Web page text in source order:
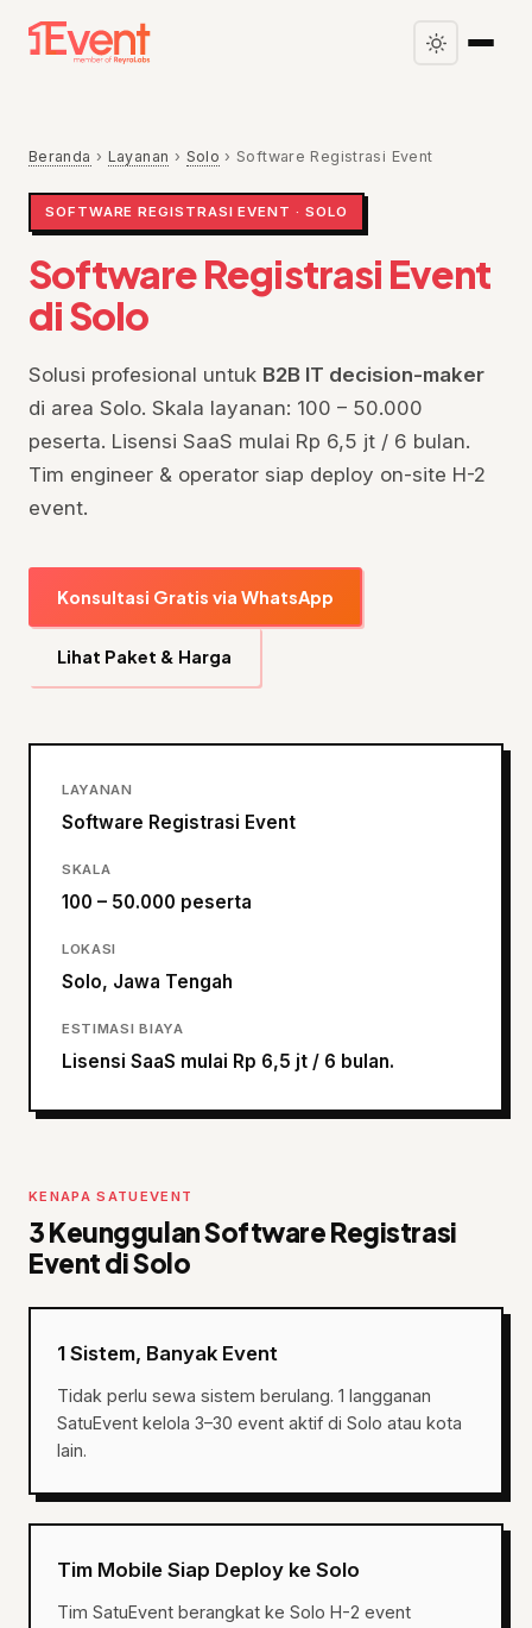
Beranda › Layanan › Solo › Software Registrasi Event
SOFTWARE REGISTRASI EVENT · SOLO
Software Registrasi Event
di Solo
Solusi profesional untuk B2B IT decision-maker
di area Solo. Skala layanan: 100 – 50.000
peserta. Lisensi SaaS mulai Rp 6,5 jt / 6 bulan.
Tim engineer & operator siap deploy on-site H-2
event.
Konsultasi Gratis via WhatsApp
Lihat Paket & Harga
LAYANAN
Software Registrasi Event
SKALA
100 – 50.000 peserta
LOKASI
Solo, Jawa Tengah
ESTIMASI BIAYA
Lisensi SaaS mulai Rp 6,5 jt / 6 bulan.
KENAPA SATUEVENT
3 Keunggulan Software Registrasi
Event di Solo
1 Sistem, Banyak Event
Tidak perlu sewa sistem berulang. 1 langganan
SatuEvent kelola 3–30 event aktif di Solo atau kota
lain.
Tim Mobile Siap Deploy ke Solo
Tim SatuEvent berangkat ke Solo H-2 event